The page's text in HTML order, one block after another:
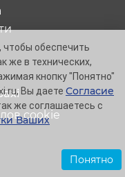
cookie
обеспечить
же в технических,
кнопку "Понятно"
Вы даете Согласие
же соглашаетесь с
Ваших
Понятно